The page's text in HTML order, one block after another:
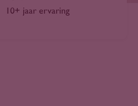
10+ jaar ervaring